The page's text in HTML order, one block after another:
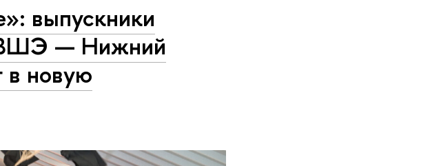
выпускники
— Нижний
в новую